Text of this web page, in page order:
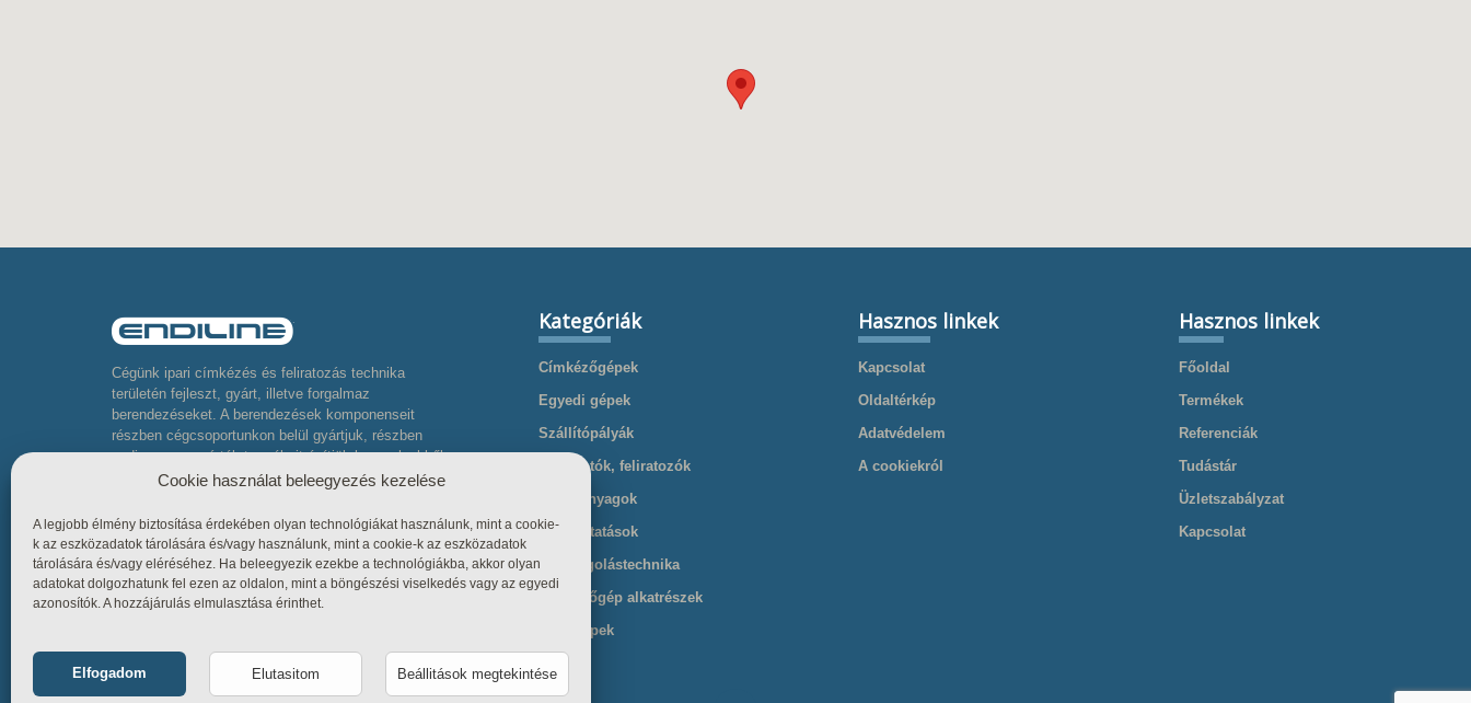
Cégünk ipari címkézés és feliratozás technika
területén fejleszt, gyárt, illetve forgalmaz
berendezéseket. A berendezések komponenseit
részben cégcsoportunkon belül gyártjuk, részben
pedig neves gyártók termékeit építjük be, melyekből
komplett összetett berendezéseket készítünk
Kategóriák
Címkézőgépek
Egyedi gépek
Szállítópályák
Nyomtatók, feliratozók
Kellékanyagok
Szolgáltatások
Csomagolástechnika
Cimkézőgép alkatrészek
Töltőgépek
Hasznos linkek
Kapcsolat
Oldaltérkép
Adatvédelem
A cookiekról
Hasznos linkek
Főoldal
Termékek
Referenciák
Tudástár
Üzletszabályzat
Kapcsolat
Cookie használat beleegyezés kezelése
A legjobb élmény biztosítása érdekében olyan technológiákat használunk, mint a cookie-
k az eszközadatok tárolására és/vagy használunk, mint a cookie-k az eszközadatok
tárolására és/vagy eléréséhez. Ha beleegyezik ezekbe a technológiákba, akkor olyan
adatokat dolgozhatunk fel ezen az oldalon, mint a böngészési viselkedés vagy az egyedi
azonosítók. A hozzájárulás elmulasztása érinthet.
Funkcionális Mindig bekapcsolva
Elfogadom Elutasitom Beállitások megtekintése